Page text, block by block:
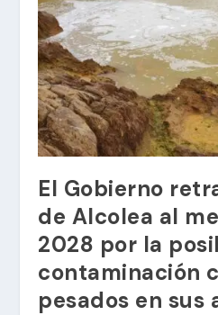
El Gobierno
de Alcolea al
2028 por la
contaminación
pesados en sus